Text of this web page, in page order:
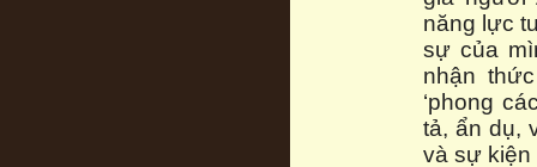
năng lực
sự của
nhận
‘phong
tả, ẩn dụ,
và sự kiện